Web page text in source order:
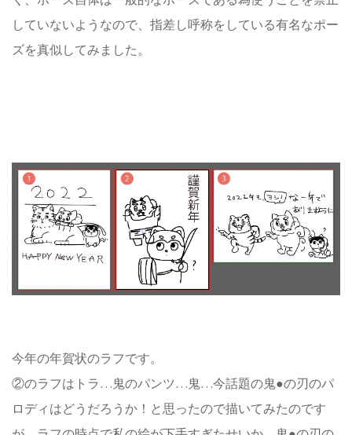
していないようなので、指差し呼称をしている有名なポー
ズを真似してみました。
今年の年賀状のラフです。
②のラフはトラ…鬼のパンツ…鬼…今話題の鬼●の刃のパ
ロディはどうだろうか！と思ったので描いてみたのです